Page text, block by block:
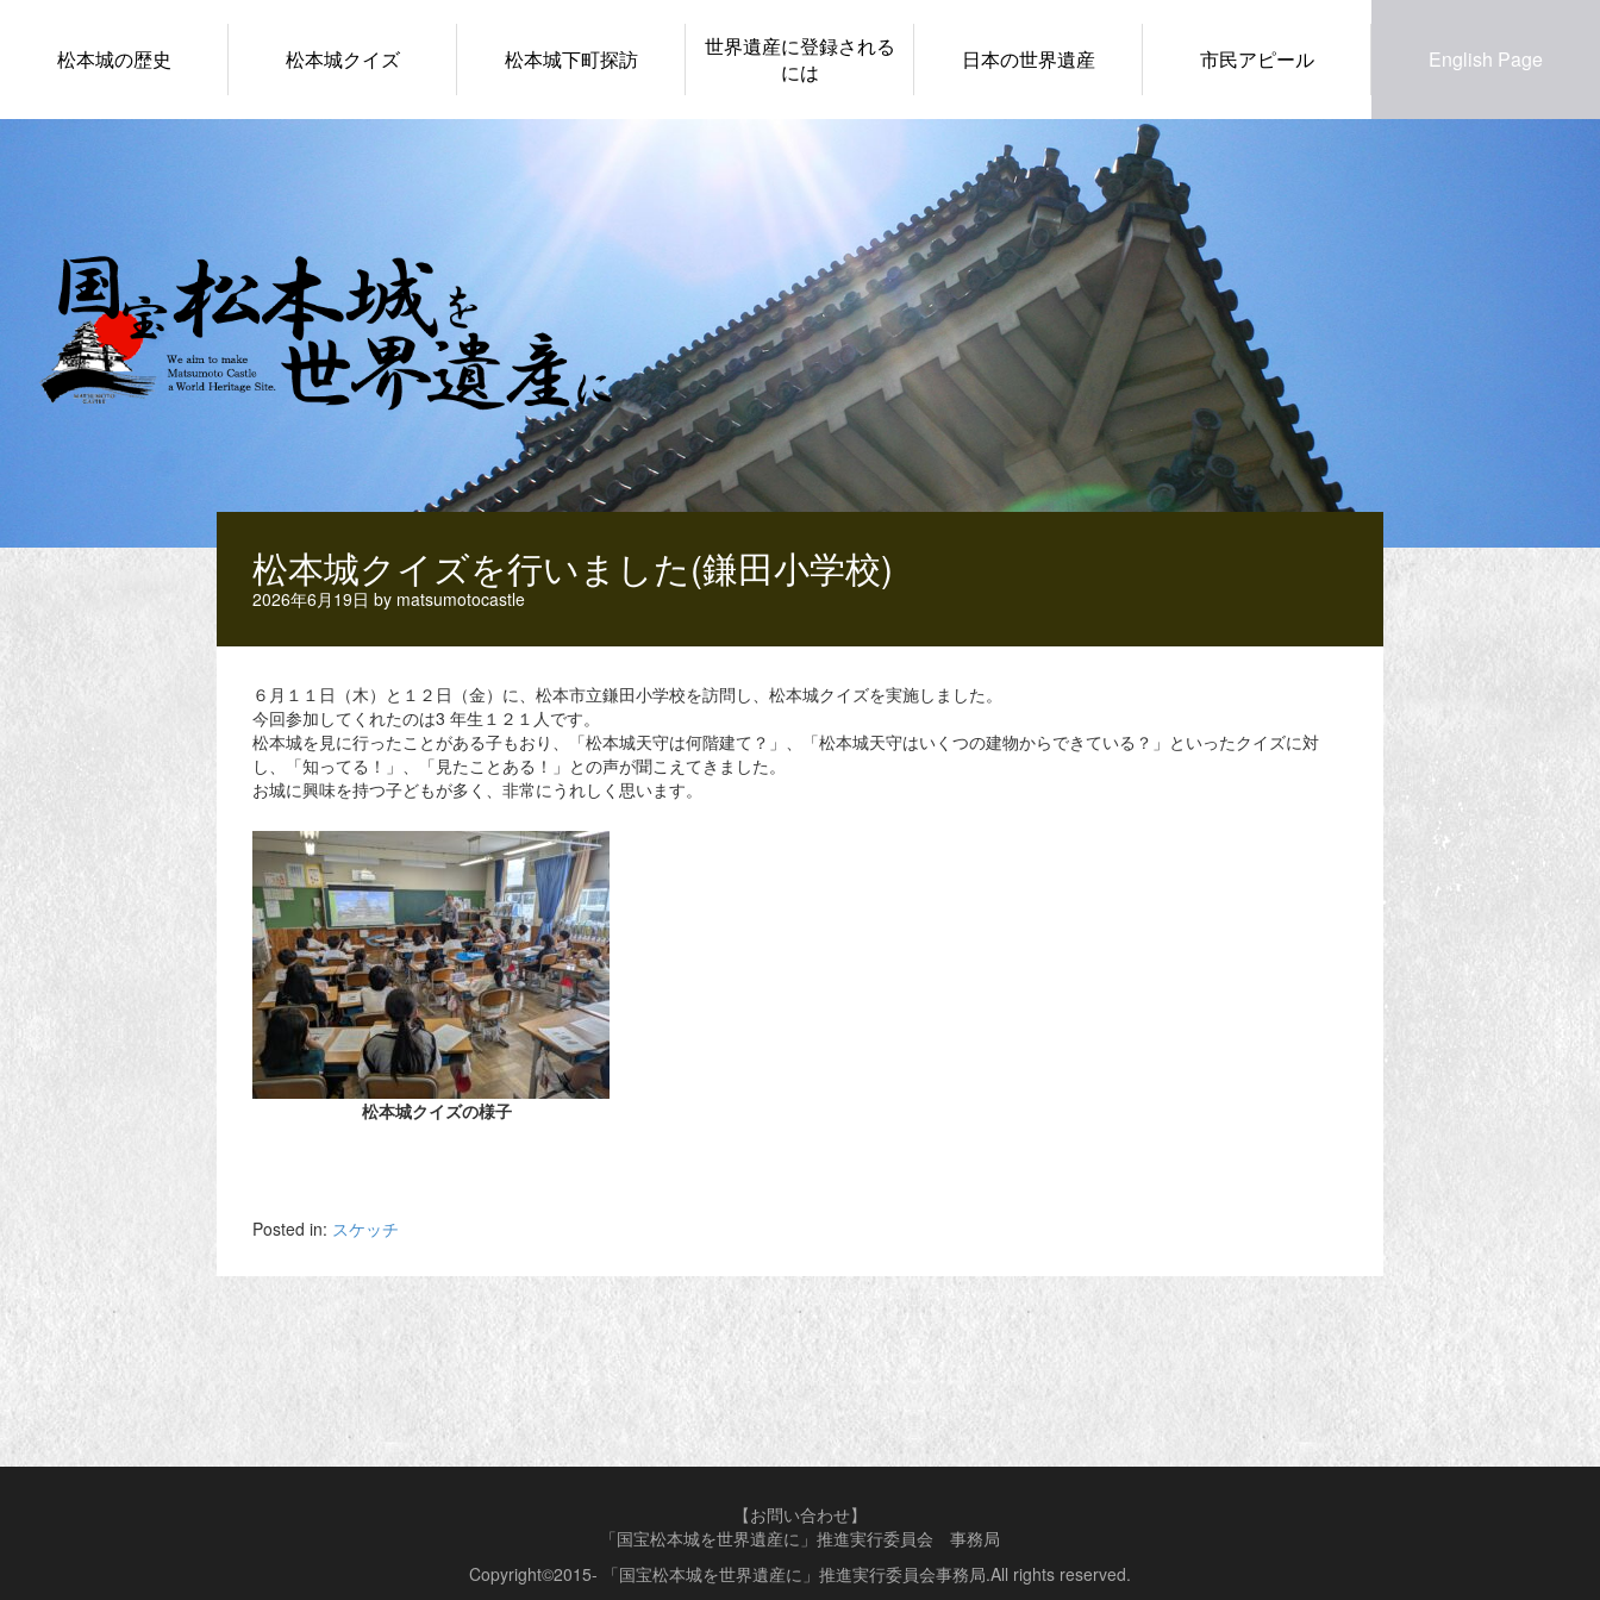
松本城の歴史 松本城クイズ 松本城下町探訪
世界遺産に登録される
には
日本の世界遺産 市民アピール English Page
松本城クイズを行いました(鎌田小学校)
2026年6月19日 by matsumotocastle
６月１１日（木）と１２日（金）に、松本市立鎌田小学校を訪問し、松本城クイズを実施しました。
今回参加してくれたのは3 年生１２１人です。
松本城を見に行ったことがある子もおり、「松本城天守は何階建て？」、「松本城天守はいくつの建物からできている？」といったクイズに対
し、「知ってる！」、「見たことある！」との声が聞こえてきました。
お城に興味を持つ子どもが多く、非常にうれしく思います。
松本城クイズの様子
Posted in: スケッチ
【お問い合わせ】
「国宝松本城を世界遺産に」推進実行委員会 事務局
Copyright©2015- 「国宝松本城を世界遺産に」推進実行委員会事務局.All rights reserved.